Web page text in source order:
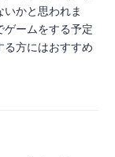
かと思われま
ゲームをする予定
る方にはおすすめ